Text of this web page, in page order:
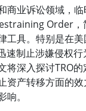
商业诉讼领域，
Order，
工具。特别是在美
速制止涉嫌侵权
将深入探讨TRO
资产转移方面的
。